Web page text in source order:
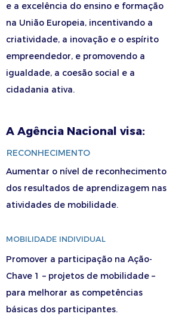
e a excelência do ensino e formação
na União Europeia, incentivando a
criatividade, a inovação e o espírito
empreendedor, e promovendo a
igualdade, a coesão social e a
cidadania ativa.
A Agência Nacional visa:
RECONHECIMENTO
Aumentar o nível de reconhecimento
dos resultados de aprendizagem nas
atividades de mobilidade.
MOBILIDADE INDIVIDUAL
Promover a participação na Ação-
Chave 1 – projetos de mobilidade –
para melhorar as competências
básicas dos participantes.